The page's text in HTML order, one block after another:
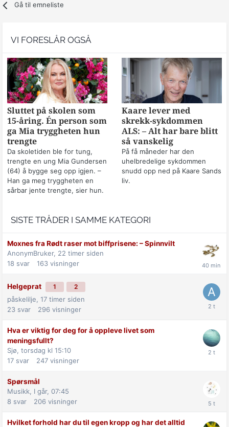
Gå til emneliste
VI FORESLÅR OGSÅ
Sluttet på skolen som
15-åring. Én person som
ga Mia tryggheten hun
trengte
Da skoletiden ble for tung,
trengte en ung Mia Gundersen
(64) å bygge seg opp igjen. –
Han ga meg tryggheten en
sårbar jente trengte, sier hun.
Kaare lever med
skrekk-sykdommen
ALS: – Alt har bare blitt
så vanskelig
På få måneder har den
uhelbredelige sykdommen
snudd opp ned på Kaare Sands
liv.
SISTE TRÅDER I SAMME KATEGORI
Moxnes fra Rødt raser mot biff­prisene: –⁠ Spinnvilt
AnonymBruker, 22 timer siden
18 svar 163 visninger
Helgeprat 1 2
påskelilje, 17 timer siden
23 svar 296 visninger
Hva er viktig for deg for å oppleve livet som
meningsfullt?
Sjø, torsdag kl 15:10
17 svar 247 visninger
Spørsmål
Musikk, I går, 07:45
8 svar 206 visninger
Hvilket forhold har du til egen kropp og har det alltid